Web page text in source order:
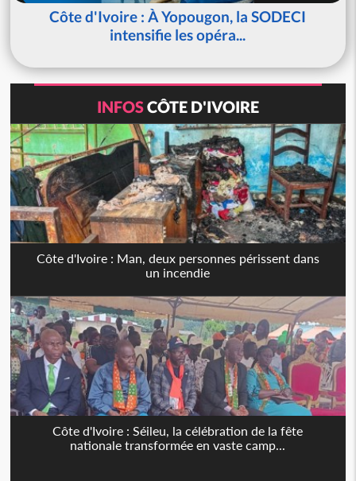
Côte d'Ivoire : À Yopougon, la SODECI
intensifie les opéra...
INFOSCÔTE D'IVOIRE
Côte d'Ivoire : Man, deux personnes périssent dans
un incendie
Côte d'Ivoire : Séileu, la célébration de la fête
nationale transformée en vaste camp...